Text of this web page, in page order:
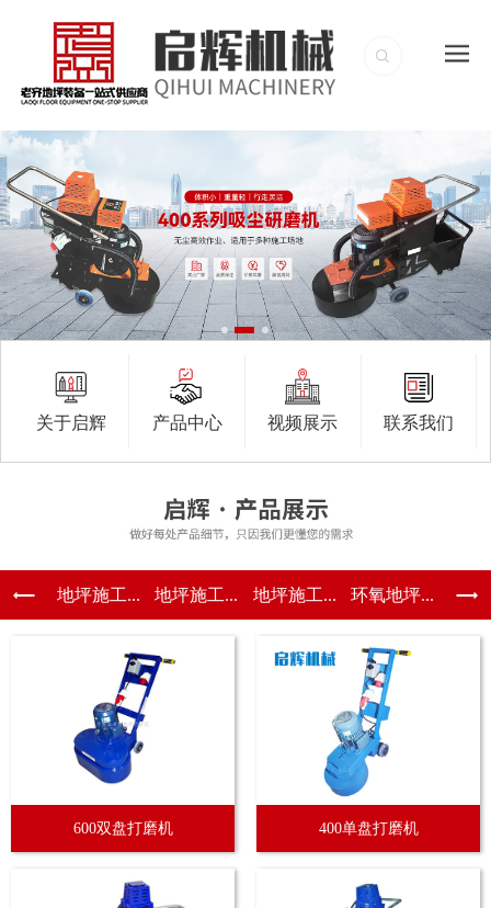
关于启辉 产品中心 视频展示 联系我们
地坪施工... 地坪施工... 地坪施工... 环氧地坪...
600双盘打磨机 400单盘打磨机